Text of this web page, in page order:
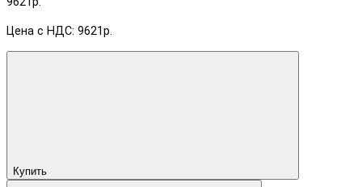
Цена с НДС: 9621р.
Купить